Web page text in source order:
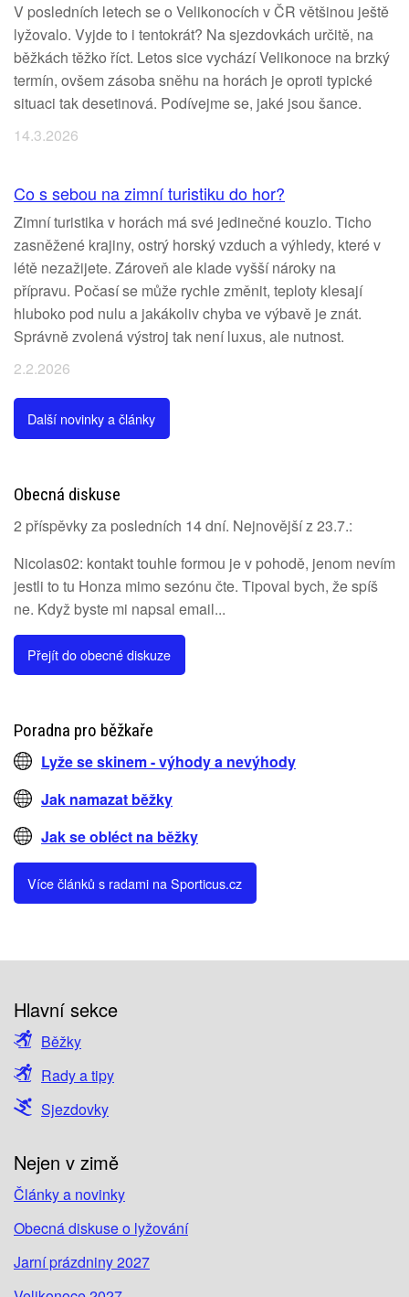
V posledních letech se o Velikonocích v ČR většinou ještě
lyžovalo. Vyjde to i tentokrát? Na sjezdovkách určitě, na
běžkách těžko říct. Letos sice vychází Velikonoce na brzký
termín, ovšem zásoba sněhu na horách je oproti typické
situaci tak desetinová. Podívejme se, jaké jsou šance.
14.3.2026
Co s sebou na zimní turistiku do hor?
Zimní turistika v horách má své jedinečné kouzlo. Ticho
zasněžené krajiny, ostrý horský vzduch a výhledy, které v
létě nezažijete. Zároveň ale klade vyšší nároky na
přípravu. Počasí se může rychle změnit, teploty klesají
hluboko pod nulu a jakákoliv chyba ve výbavě je znát.
Správně zvolená výstroj tak není luxus, ale nutnost.
2.2.2026
Další novinky a články
Obecná diskuse
2 příspěvky za posledních 14 dní. Nejnovější z 23.7.:
Nicolas02: kontakt touhle formou je v pohodě, jenom nevím
jestli to tu Honza mimo sezónu čte. Tipoval bych, že spíš
ne. Když byste mi napsal email...
Přejít do obecné diskuze
Poradna pro běžkaře
Lyže se skinem - výhody a nevýhody
Jak namazat běžky
Jak se obléct na běžky
Více článků s radami na Sporticus.cz
Hlavní sekce
Běžky
Rady a tipy
Sjezdovky
Nejen v zimě
Články a novinky
Obecná diskuse o lyžování
Jarní prázdniny 2027